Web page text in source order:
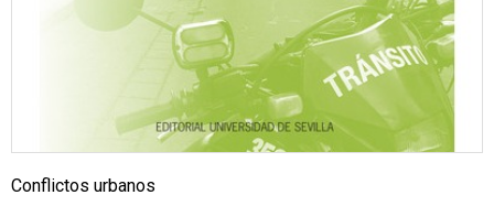
Conflictos urbanos